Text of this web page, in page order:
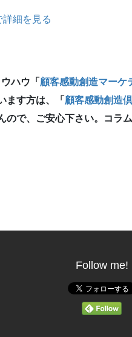
細を見る
ハウ「 顧客感動創造マーケ
ます方は、「 顧客感動創造
ので、ご安心下さい。コラ
Follow me!